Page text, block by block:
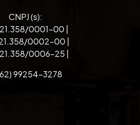
CNPJ (s):
0001-00 |
0002-00 |
0006-25 |
99254-3278